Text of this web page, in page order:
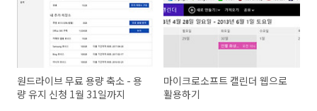
원드라이브 무료 용량 축소 - 용
량 유지 신청 1월 31일까지
마이크로소프트 캘린더 웹으로
활용하기